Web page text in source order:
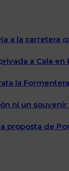
a la carretera
a Cala
la
ni un
proposta de